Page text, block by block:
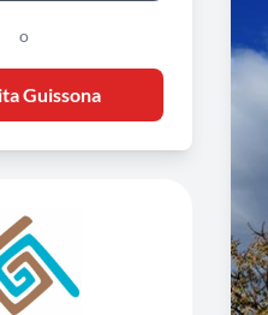
o
Guissona